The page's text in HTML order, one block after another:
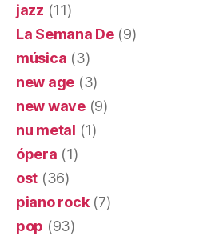
jazz (11)
La Semana De(9)
música (3)
new age (3)
new wave(9)
nu metal (1)
ópera (1)
ost (36)
piano rock(7)
pop (93)